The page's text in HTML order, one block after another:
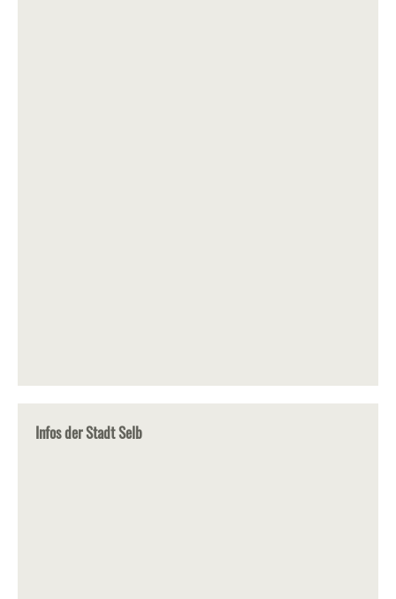
Infos der Stadt Selb